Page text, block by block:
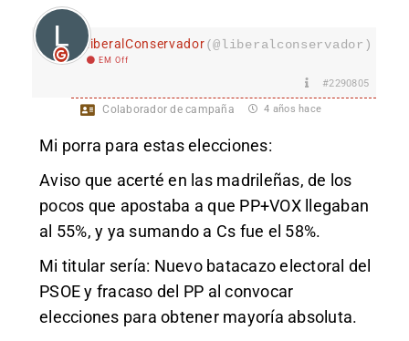
LiberalConservador(@liberalconservador)
EM Off
#2290805
Colaborador de campaña 4 años hace
Mi porra para estas elecciones:
Aviso que acerté en las madrileñas, de los
pocos que apostaba a que PP+VOX llegaban
al 55%, y ya sumando a Cs fue el 58%.
Mi titular sería: Nuevo batacazo electoral del
PSOE y fracaso del PP al convocar
elecciones para obtener mayoría absoluta.